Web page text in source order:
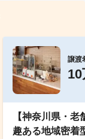
譲渡
【神奈川県・
趣ある地域密着